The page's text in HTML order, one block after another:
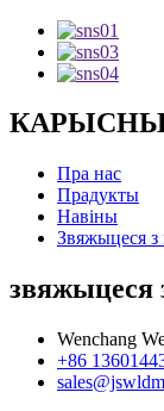
Пра нас
Прадукты
Навіны
Звяжыцеся з
звяжыцеся
Wenchang
+86